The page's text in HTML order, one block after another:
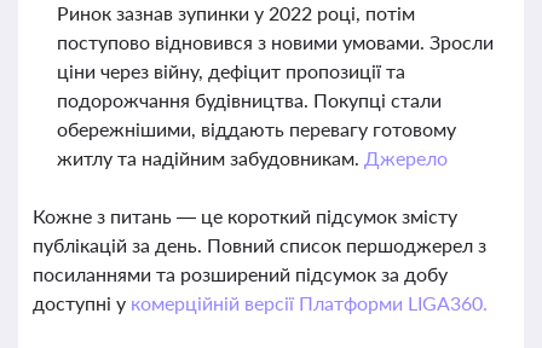
Ринок зазнав зупинки у 2022 році, потім
поступово відновився з новими умовами. Зросли
ціни через війну, дефіцит пропозиції та
подорожчання будівництва. Покупці стали
обережнішими, віддають перевагу готовому
житлу та надійним забудовникам. Джерело
Кожне з питань — це короткий підсумок змісту
публікацій за день. Повний список першоджерел з
посиланнями та розширений підсумок за добу
доступні у комерційній версії Платформи LIGA360.